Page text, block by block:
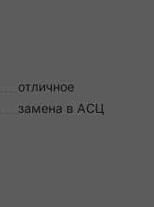
отличное
замена в АСЦ